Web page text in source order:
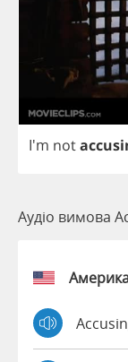
I'm not
Аудіо вимова